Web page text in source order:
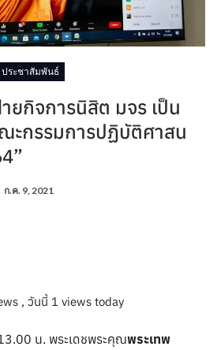
ประชาสัมพันธ์
ยกิจการนิสิต มจร เป็น
ะกรรมการปฏิบัติศาสน
ก.ค. 9, 2021
, วันนี้ 1 views today
น. พระเดชพระคุณพระเทพ